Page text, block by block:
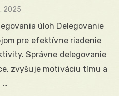
2025
úloh Delegovanie
pre efektívne riadenie
Správne delegovanie
zvyšuje motiváciu tímu a
…